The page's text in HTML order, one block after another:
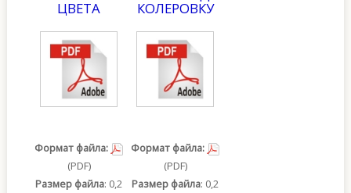
ЦВЕТА
Формат файла:
(PDF)
Размер файла: 0,2
КОЛЕРОВКУ
Формат файла:
(PDF)
Размер файла: 0,2